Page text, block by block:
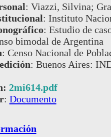
: Viazzi, Silvina;
: Instituto
: Estudio de
bimodal de Argentina
: Censo Nacional de
: Buenos Aires:
2mi614.pdf
: Documento